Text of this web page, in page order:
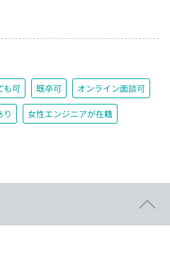
も可 既卒可 オンライン面談可
り 女性エンジニアが在籍